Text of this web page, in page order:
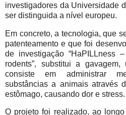
investigadores da Universidade
ser distinguida a nível europeu.
Em concreto, a tecnologia, que
patenteamento e que foi
de investigação “HaPILLness
rodents”, substitui a
consiste em administrar
substâncias a animais através
estômago, causando dor e stress.
O projeto foi realizado, ao